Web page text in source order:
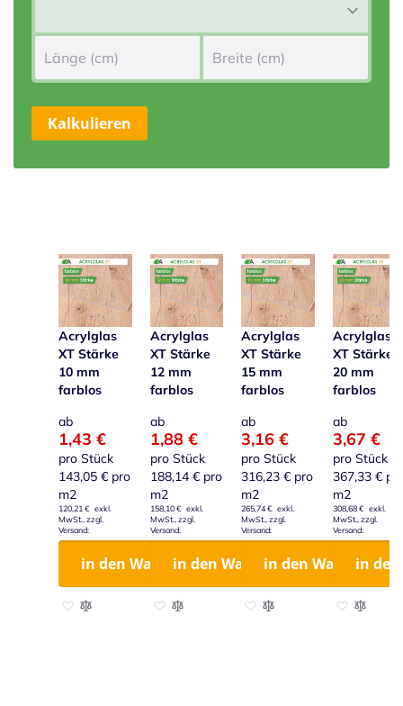
Kalkulieren
Acrylglas
XT Stärke
10 mm
farblos
ab
1,43 €
pro Stück
143,05 € pro
m2
120,21 €
in den Warenkorb
Zur Wunschliste hinzufügen
Zur Vergleichsliste hinzufügen
Acrylglas
XT Stärke
12 mm
farblos
ab
1,88 €
pro Stück
188,14 €pro
m2
158,10 €
in den Warenkorb
Zur Wunschliste hinzufügen
Zur Vergleichsliste hinzufügen
Acrylglas
XT Stärke
15 mm
farblos
ab
3,16 €
pro Stück
316,23 € pro
m2
265,74 €
in den Warenkorb
Zur Wunschliste hinzufügen
Zur Vergleichsliste
Acrylglas
XT Stärke
20 mm
farblos
ab
3,67 €
pro Stück
367,33 €
m2
308,68 €
in
ZurZur